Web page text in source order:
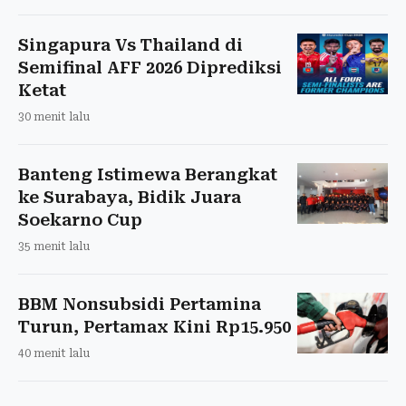
Singapura Vs Thailand di
Semifinal AFF 2026 Diprediksi
Ketat
30 menit lalu
Banteng Istimewa Berangkat
ke Surabaya, Bidik Juara
Soekarno Cup
35 menit lalu
BBM Nonsubsidi Pertamina
Turun, Pertamax Kini Rp15.950
40 menit lalu